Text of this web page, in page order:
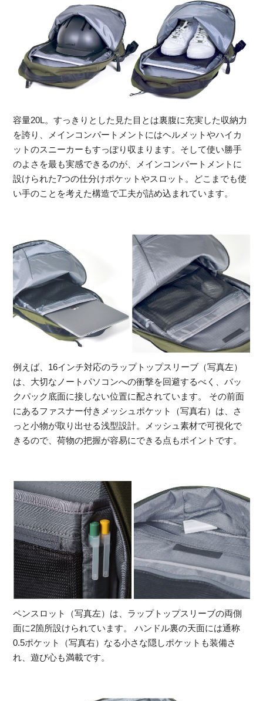
容量20L。すっきりとした見た目とは裏腹に充実した収納力
を誇り、メインコンパートメントにはヘルメットやハイカ
ットのスニーカーもすっぽり収まります。そして使い勝手
のよさを最も実感できるのが、メインコンパートメントに
設けられた7つの仕分けポケットやスロット。どこまでも使
い手のことを考えた構造で工夫が詰め込まれています。
例えば、16インチ対応のラップトップスリーブ（写真左）
は、大切なノートパソコンへの衝撃を回避するべく、バッ
クパック底面に接しない位置に配されています。 その前面
にあるファスナー付きメッシュポケット（写真右）は、さ
っと小物が取り出せる浅型設計。メッシュ素材で可視化で
きるので、荷物の把握が容易にできる点もポイントです。
ペンスロット（写真左）は、ラップトップスリーブの両側
面に2箇所設けられています。 ハンドル裏の天面には通称
0.5ポケット（写真右）なる小さな隠しポケットも装備さ
れ、遊び心も満載です。